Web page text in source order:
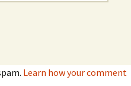
Learn how your comment